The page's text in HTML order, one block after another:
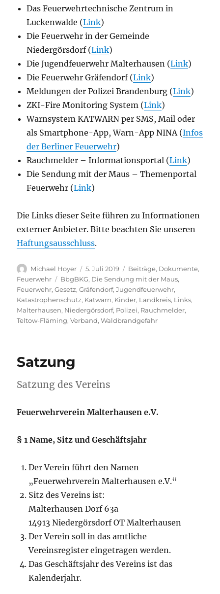
Das Feuerwehrtechnische Zentrum in
Luckenwalde (Link)
Die Feuerwehr in der Gemeinde
Niedergörsdorf (Link)
Die Jugendfeuerwehr Malterhausen (Link)
Die Feuerwehr Gräfendorf (Link)
Meldungen der Polizei Brandenburg (Link)
ZKI-Fire Monitoring System (Link)
Warnsystem KATWARN per SMS, Mail oder
als Smartphone-App, Warn-App NINA (Infos
der Berliner Feuerwehr)
Rauchmelder – Informationsportal (Link)
Die Sendung mit der Maus – Themenportal
Feuerwehr (Link)
Die Links dieser Seite führen zu Informationen
externer Anbieter. Bitte beachten Sie unseren
Haftungsausschluss.
Autor
Michael Hoyer
Veröffentlicht
am
5. Juli 2019 Kategorien
Beiträge, Dokumente,
Feuerwehr
Schlagwörter
BbgBKG, Die Sendung mit der Maus,
Feuerwehr,Gesetz,Gräfendorf,Jugendfeuerwehr,
Katastrophenschutz, Katwarn, Kinder, Landkreis, Links,
Malterhausen, Niedergörsdorf, Polizei, Rauchmelder,
Teltow-Fläming,Verband,Waldbrandgefahr
Satzung
Satzung des Vereins
Feuerwehrverein Malterhausen e.V.
§ 1 Name, Sitz und Geschäftsjahr
Der Verein führt den Namen
„Feuerwehrverein Malterhausen e.V.“
Sitz des Vereins ist:
Malterhausen Dorf 63a
14913 Niedergörsdorf OT Malterhausen
Der Verein soll in das amtliche
Vereinsregister eingetragen werden.
Das Geschäftsjahr des Vereins ist das
Kalenderjahr.